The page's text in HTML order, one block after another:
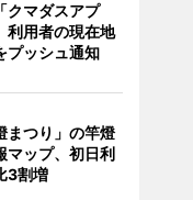
クマダスアプ
用者の現在地
プッシュ通知
まつり」の竿燈
マップ、初日利
3割増